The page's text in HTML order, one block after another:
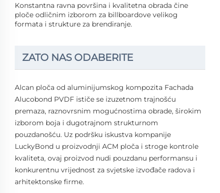
Konstantna ravna površina i kvalitetna obrada čine
ploče odličnim izborom za billboardove velikog
formata i strukture za brendiranje.
ZATO NAS ODABERITE
Alcan ploča od aluminijumskog kompozita Fachada
Alucobond PVDF ističe se izuzetnom trajnošću
premaza, raznovrsnim mogućnostima obrade, širokim
izborom boja i dugotrajnom strukturnom
pouzdanošću. Uz podršku iskustva kompanije
LuckyBond u proizvodnji ACM ploča i stroge kontrole
kvaliteta, ovaj proizvod nudi pouzdanu performansu i
konkurentnu vrijednost za svjetske izvođače radova i
arhitektonske firme.